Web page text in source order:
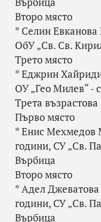
Второ място
* Селин
ОбУ „Св. Св.
Трето място
* Еджрин
ОУ „Гео Милев“ -
Трета
Първо място
* Енис Мехмедов
години, СУ „Св.
Върбица
Второ място
* Адел Джеватова
години, СУ „Св.
Върбица